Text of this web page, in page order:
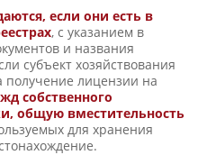
если они есть в
, с указанием в
и названия
субъект хозяйствования
получение лицензии на
собственного
общую вместительность
для хранения